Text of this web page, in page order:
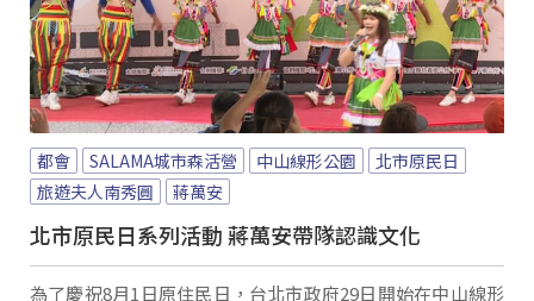
都會 SALAMA城市森活營 中山線形公園
北市原民日
旅遊夫人南秀圓
蔣萬安
北市原民日系列活動 蔣萬安帶隊認識文化
為了慶祝8月1日原住民日，台北市政府29日開始在中山線形